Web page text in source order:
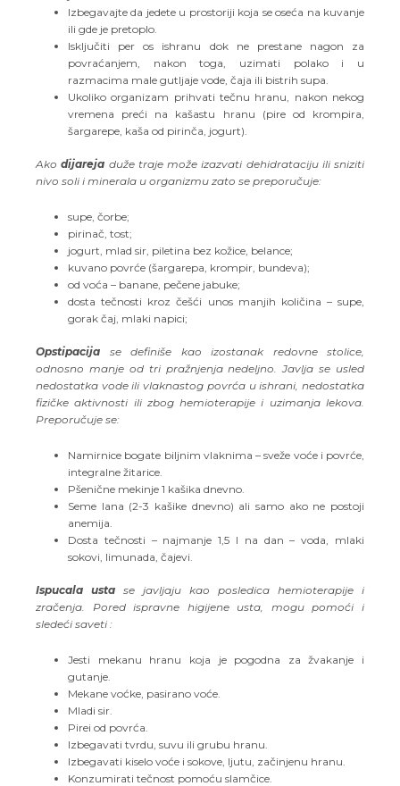
Izbegavajte da jedete u prostoriji koja se oseća na kuvanje
ili gde je pretoplo.
Isključiti per os ishranu dok ne prestane nagon za
povraćanjem, nakon toga, uzimati polako i u
razmacima male gutljaje vode, čaja ili bistrih supa.
Ukoliko organizam prihvati tečnu hranu, nakon nekog
vremena preći na kašastu hranu (pire od krompira,
šargarepe, kaša od pirinča, jogurt).
Akodijareja duže traje može izazvati dehidrataciju ili sniziti
nivo soli i minerala u organizmu zato se preporučuje:
supe, čorbe;
pirinač, tost;
jogurt, mlad sir, piletina bez kožice, belance;
kuvano povrće (šargarepa, krompir, bundeva);
od voća – banane, pečene jabuke;
dosta tečnosti kroz češći unos manjih količina – supe,
gorak čaj, mlaki napici;
Opstipacija se definiše kao izostanak redovne stolice,
odnosno manje od tri pražnjenja nedeljno. Javlja se usled
nedostatka vode ili vlaknastog povrća u ishrani, nedostatka
fizičke aktivnosti ili zbog hemioterapije i uzimanja lekova.
Preporučuje se:
Namirnice bogate biljnim vlaknima – sveže voće i povrće,
integralne žitarice.
Pšenične mekinje 1 kašika dnevno.
Seme lana (2-3 kašike dnevno) ali samo ako ne postoji
anemija.
Dosta tečnosti – najmanje 1,5 l na dan – voda, mlaki
sokovi, limunada, čajevi.
Ispucala usta se javljaju kao posledica hemioterapije i
zračenja. Pored ispravne higijene usta, mogu pomoći i
sledeći saveti :
Jesti mekanu hranu koja je pogodna za žvakanje i
gutanje.
Mekane voćke, pasirano voće.
Mladi sir.
Pirei od povrća.
Izbegavati tvrdu, suvu ili grubu hranu.
Izbegavati kiselo voće i sokove, ljutu, začinjenu hranu.
Konzumirati tečnost pomoću slamčice.